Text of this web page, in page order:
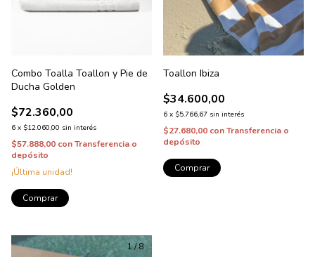
Combo Toalla Toallon y Pie de
Ducha Golden
$72.360,00
6 x $12.060,00 sin interés
$57.888,00 conTransferencia o
depósito
¡Última unidad!
Comprar
Toallon Ibiza
$34.600,00
6 x $5.766,67 sin interés
$27.680,00 conTransferencia o
depósito
Comprar
1/8